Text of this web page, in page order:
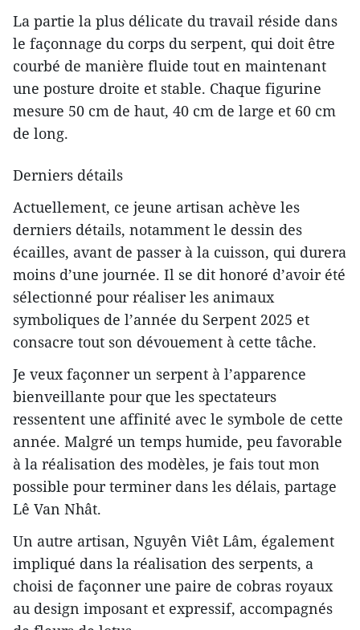
La partie la plus délicate du travail réside dans
le façonnage du corps du serpent, qui doit être
courbé de manière fluide tout en maintenant
une posture droite et stable. Chaque figurine
mesure 50 cm de haut, 40 cm de large et 60 cm
de long.
Derniers détails
Actuellement, ce jeune artisan achève les
derniers détails, notamment le dessin des
écailles, avant de passer à la cuisson, qui durera
moins d’une journée. Il se dit honoré d’avoir été
sélectionné pour réaliser les animaux
symboliques de l’année du Serpent 2025 et
consacre tout son dévouement à cette tâche.
Je veux façonner un serpent à l’apparence
bienveillante pour que les spectateurs
ressentent une affinité avec le symbole de cette
année. Malgré un temps humide, peu favorable
à la réalisation des modèles, je fais tout mon
possible pour terminer dans les délais, partage
Lê Van Nhât.
Un autre artisan, Nguyên Viêt Lâm, également
impliqué dans la réalisation des serpents, a
choisi de façonner une paire de cobras royaux
au design imposant et expressif, accompagnés